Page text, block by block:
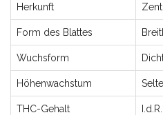
Herkunft
Form des Blattes
Wuchsform
Höhenwachstum
THC-Gehalt